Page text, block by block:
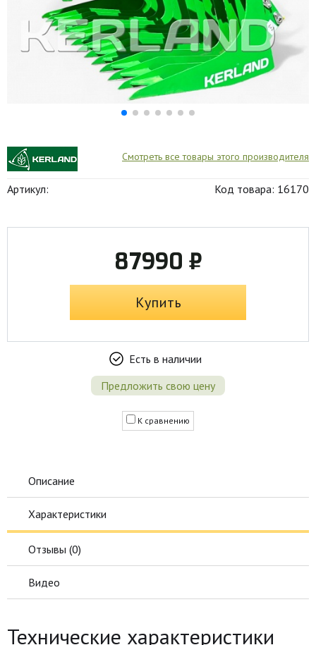
Смотреть все товары этого производителя
Артикул: Код товара: 16170
87990 ₽
Купить
Есть в наличии
Предложить свою цену
К сравнению
Описание
Характеристики
Отзывы (0)
Видео
Технические характеристики